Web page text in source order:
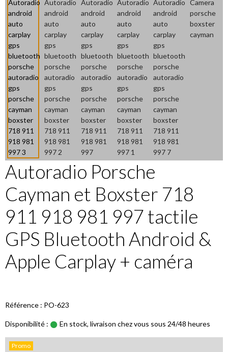
Autoradio Porsche
Cayman et Boxster 718
911 918 981 997 tactile
GPS Bluetooth Android &
Apple Carplay + caméra
Référence : PO-623
Disponibilité : En stock, livraison chez vous sous 24/48 heures
Promo